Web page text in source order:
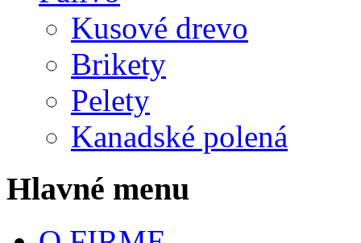
Kusové drevo
Brikety
Pelety
Kanadské polená
Hlavné menu